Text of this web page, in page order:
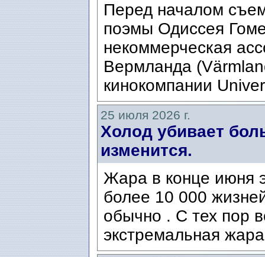
Перед началом
поэмы Одиссея
некоммерческая
Вермланда
кинокомпании
25 июля 2026 г.
Холод убивает
изменится.
Жара в конце июня
более 10 000
обычно . С тех пор
экстремальная